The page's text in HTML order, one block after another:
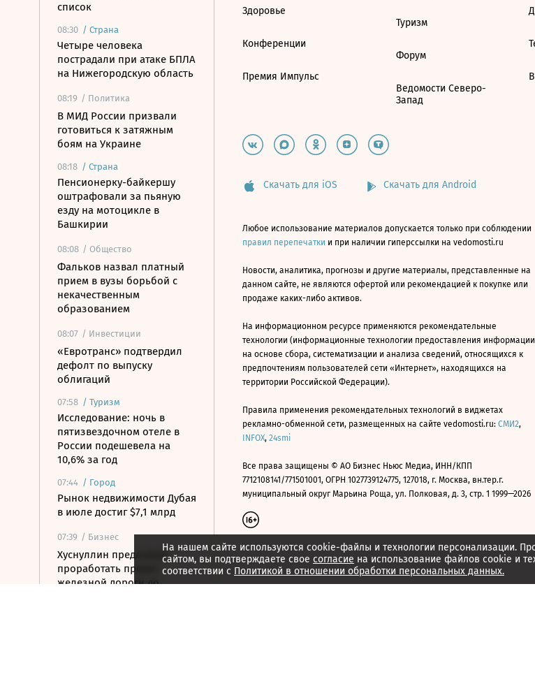
список
08:30 / Страна
Четыре человека
пострадали при атаке БПЛА
на Нижегородскую область
08:19 / Политика
В МИД России призвали
готовиться к затяжным
боям на Украине
08:18 / Страна
Пенсионерку-байкершу
оштрафовали за пьяную
езду на мотоцикле в
Башкирии
08:08 / Общество
Фальков назвал платный
прием в вузы борьбой с
некачественным
образованием
08:07 / Инвестиции
«Евротранс» подтвердил
дефолт по выпуску
облигаций
07:58 / Туризм
Исследование: ночь в
пятизвездочном отеле в
России подешевела на
10,6% за год
07:44 / Город
Рынок недвижимости Дубая
в июле достиг $7,1 млрд
07:39 / Бизнес
Хуснуллин предложил
проработать проект
железной дороги до
На нашем сайте используются cookie-файлы и технологии персонализации.
сайтом, вы подтверждаете свое согласие на использование файлов cookie и
соответствии с Политикой в отношении обработки персональных данных.
Здоровье
Конференции
Премия Импульс
Туризм
Форум
Ведомости Северо-
Запад
Скачать для iOS Скачать для Android
Любое использование материалов допускается только при соблюдении
правил перепечатки и при наличии гиперссылки на vedomosti.ru
Новости, аналитика, прогнозы и другие материалы, представленные на
данном сайте, не являются офертой или рекомендацией к покупке или
продаже каких-либо активов.
На информационном ресурсе применяются рекомендательные
технологии (информационные технологии предоставления информации
на основе сбора, систематизации и анализа сведений, относящихся к
предпочтениям пользователей сети «Интернет», находящихся на
территории Российской Федерации).
Правила применения рекомендательных технологий в виджетах
рекламно-обменной сети, размещенных на сайте vedomosti.ru: СМИ2,
INFOX, 24smi
Все права защищены © АО Бизнес Ньюс Медиа, ИНН/КПП
7712108141/771501001, ОГРН 1027739124775, 127018, г. Москва, вн.тер.г.
муниципальный округ Марьина Роща, ул. Полковая, д. 3, стр. 1 1999—2026